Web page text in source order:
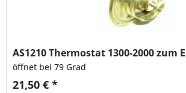
AS1210Thermostat 1300-2000 zum
öffnet bei 79 Grad
21,50 € *